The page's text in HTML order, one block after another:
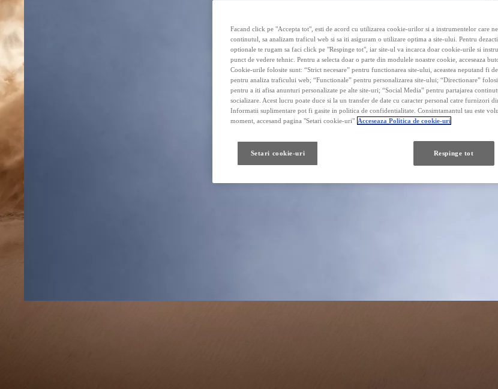
Facand click pe "Accepta tot", esti de acord cu utilizarea cookie-urilor si a instrumentelor care
continutul, sa analizam traficul web si sa iti asiguram o utilizare optima a site-ului. Pentru
optionale te rugam sa faci click pe "Respinge tot", iar site-ul va incarca doar cookie-urile si
punct de vedere tehnic. Pentru a selecta doar o parte din modulele noastre cookie, acceseaza
Cookie-urile folosite sunt: “Strict necesare” pentru functionarea site-ului, aceastea neputand fi
pentru analiza traficului web; “Functionale” pentru personalizarea site-ului; “Directionare”
pentru a iti afisa anunturi personalizate pe alte site-uri; “Social Media” pentru partajarea
socializare. Acest lucru poate duce si la un transfer de date cu caracter personal catre furnizori
Informatii suplimentare pot fi gasite in politica de confidentialitate. Consimtamantul tau este
moment, accesand pagina "Setari cookie-uri" Acceseaza Politica de cookie-uri
Setari cookie-uri Respinge tot